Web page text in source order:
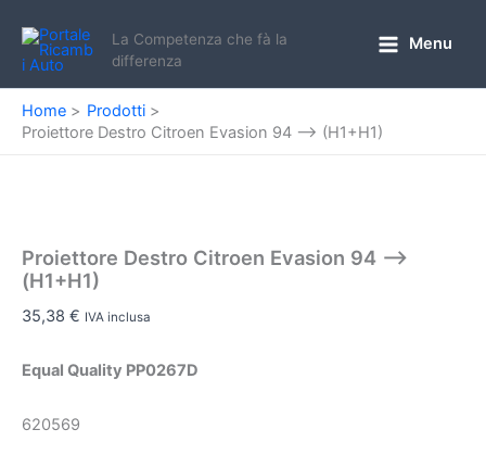
contenuto
La Competenza che fà la
differenza
Menu
Home
Prodotti
Proiettore Destro Citroen Evasion 94 –> (H1+H1)
Proiettore Destro Citroen Evasion 94 –>
(H1+H1)
35,38 € IVA inclusa
Equal Quality PP0267D
620569